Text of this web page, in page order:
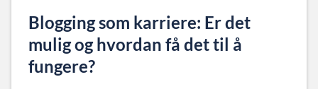
Blogging som karriere: Er det
mulig og hvordan få det til å
fungere?